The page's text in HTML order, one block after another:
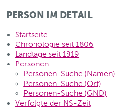
PERSON IM DETAIL
Startseite
Chronologie seit 1806
Landtage seit 1819
Personen
Personen-Suche (Namen)
Personen-Suche (Ort)
Personen-Suche (GND)
Verfolgte der NS-Zeit